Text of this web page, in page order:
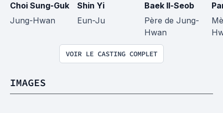
Choi Sung-Guk
Jung-Hwan
Shin Yi
Eun-Ju
Baek Il-Seob
Père de Jung-
Hwan
VOIR LE CASTING COMPLET
IMAGES